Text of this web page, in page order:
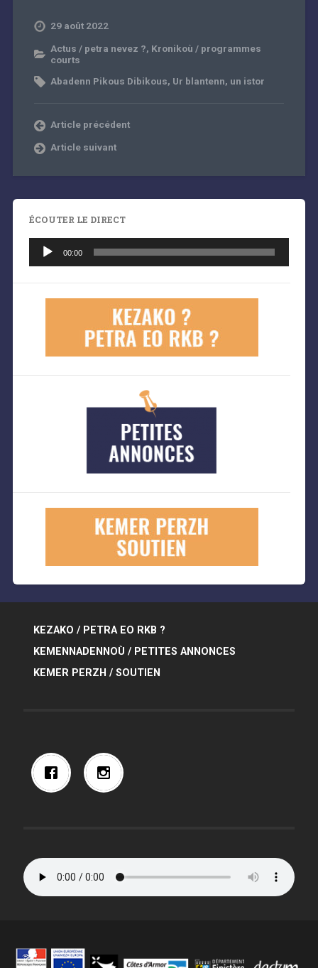
29 août 2022
Actus / petra nevez ?, Kronikoù / programmes
courts
Abadenn Pikous Dibikous, Ur blantenn, un istor
Article précédent
Article suivant
ÉCOUTER LE DIRECT
audio
00:00
KEZAKO / PETRA EO RKB ?
KEMENNADENNOÙ / PETITES ANNONCES
KEMER PERZH / SOUTIEN